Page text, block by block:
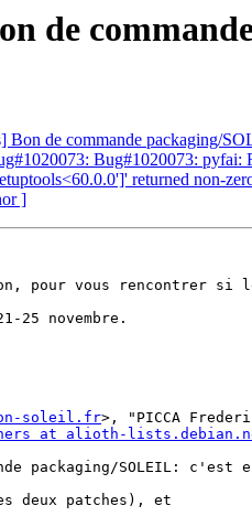
de
Bon de commande packaging/
Bug#1020073:
returned non-
]
pour vous rencontrer
25 novembre.
soleil.fr>, "PICCA
at alioth-
packaging/SOLEIL: c'est
deux patches), et